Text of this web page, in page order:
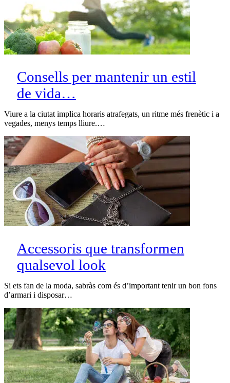
Consells per mantenir un estil
de vida…
Viure a la ciutat implica horaris atrafegats, un ritme més frenètic i a
vegades, menys temps lliure.…
Accessoris que transformen
qualsevol look
Si ets fan de la moda, sabràs com és d’important tenir un bon fons
d’armari i disposar…